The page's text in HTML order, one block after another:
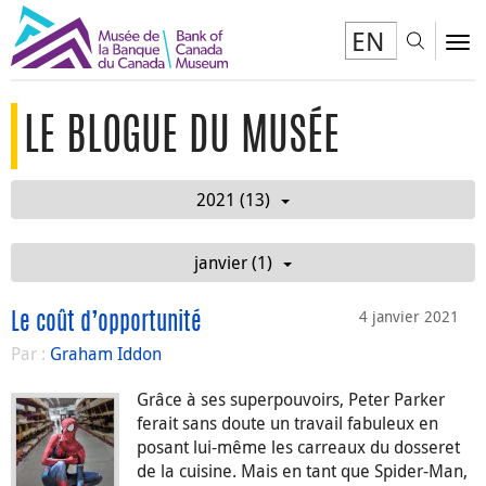
EN
LE BLOGUE DU MUSÉE
2021 (13)
janvier (1)
4 janvier 2021
Le coût d’opportunité
Par : Graham Iddon
Grâce à ses superpouvoirs, Peter Parker
ferait sans doute un travail fabuleux en
posant lui-même les carreaux du dosseret
de la cuisine. Mais en tant que Spider-Man,